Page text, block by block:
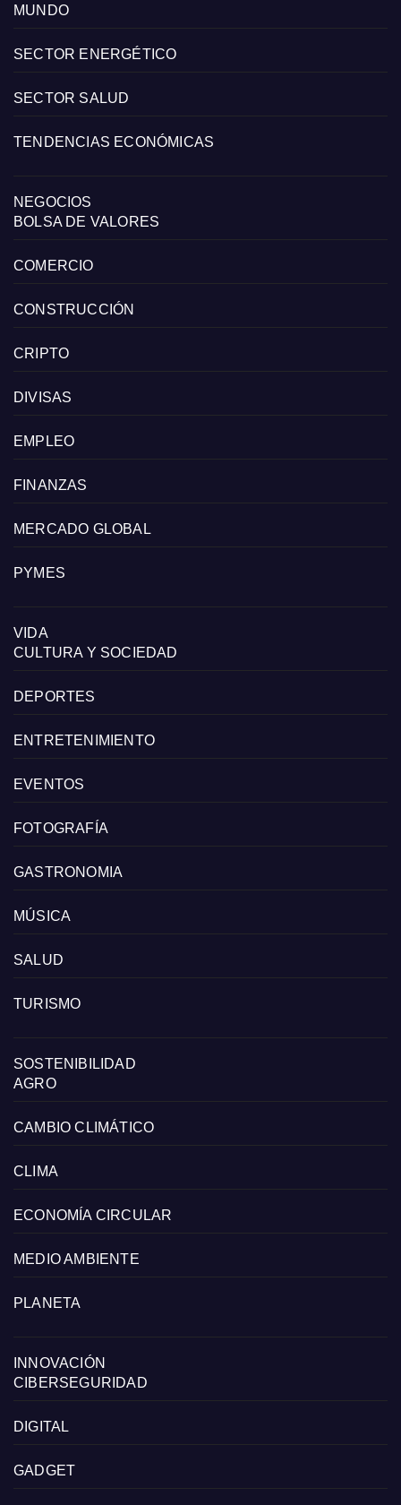
MUNDO
SECTOR ENERGÉTICO
SECTOR SALUD
TENDENCIAS ECONÓMICAS
NEGOCIOS
BOLSA DE VALORES
COMERCIO
CONSTRUCCIÓN
CRIPTO
DIVISAS
EMPLEO
FINANZAS
MERCADO GLOBAL
PYMES
VIDA
CULTURA Y SOCIEDAD
DEPORTES
ENTRETENIMIENTO
EVENTOS
FOTOGRAFÍA
GASTRONOMIA
MÚSICA
SALUD
TURISMO
SOSTENIBILIDAD
AGRO
CAMBIO CLIMÁTICO
CLIMA
ECONOMÍA CIRCULAR
MEDIO AMBIENTE
PLANETA
INNOVACIÓN
CIBERSEGURIDAD
DIGITAL
GADGET